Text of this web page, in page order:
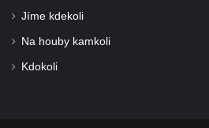
Jíme kdekoli
Na houby kamkoli
Kdokoli